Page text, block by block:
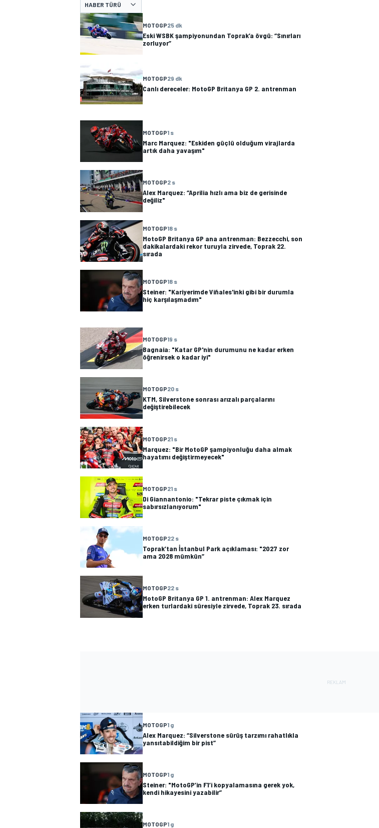
MOTOGP
WRC
TÜRK SPORCULAR
HABER TÜRÜ
MOTOGP25 dk
Eski WSBK şampiyonundan Toprak’a övgü: “Sınırları
zorluyor”
MOTOGP29 dk
Canlı dereceler: MotoGP Britanya GP 2. antrenman
MOTOGP1 s
Marc Marquez: "Eskiden güçlü olduğum virajlarda
artık daha yavaşım"
MOTOGP2 s
Alex Marquez: “Aprilia hızlı ama biz de gerisinde
değiliz"
MOTOGP18 s
MotoGP Britanya GP ana antrenman: Bezzecchi, son
dakikalardaki rekor turuyla zirvede, Toprak 22.
sırada
MOTOGP18 s
Steiner: "Kariyerimde Viñales'inki gibi bir durumla
hiç karşılaşmadım"
MOTOGP19 s
Bagnaia: "Katar GP'nin durumunu ne kadar erken
öğrenirsek o kadar iyi"
MOTOGP20 s
KTM, Silverstone sonrası arızalı parçalarını
değiştirebilecek
MOTOGP21 s
Marquez: "Bir MotoGP şampiyonluğu daha almak
hayatımı değiştirmeyecek"
MOTOGP21 s
Di Giannantonio: "Tekrar piste çıkmak için
sabırsızlanıyorum"
MOTOGP22 s
Toprak’tan İstanbul Park açıklaması: "2027 zor
ama 2028 mümkün”
MOTOGP22 s
MotoGP Britanya GP 1. antrenman: Alex Marquez
erken turlardaki süresiyle zirvede, Toprak 23. sırada
MOTOGP1 g
Alex Marquez: “Silverstone sürüş tarzımı rahatlıkla
yansıtabildiğim bir pist”
MOTOGP1 g
Steiner: "MotoGP’in F1’i kopyalamasına gerek yok,
kendi hikayesini yazabilir”
MOTOGP1 g